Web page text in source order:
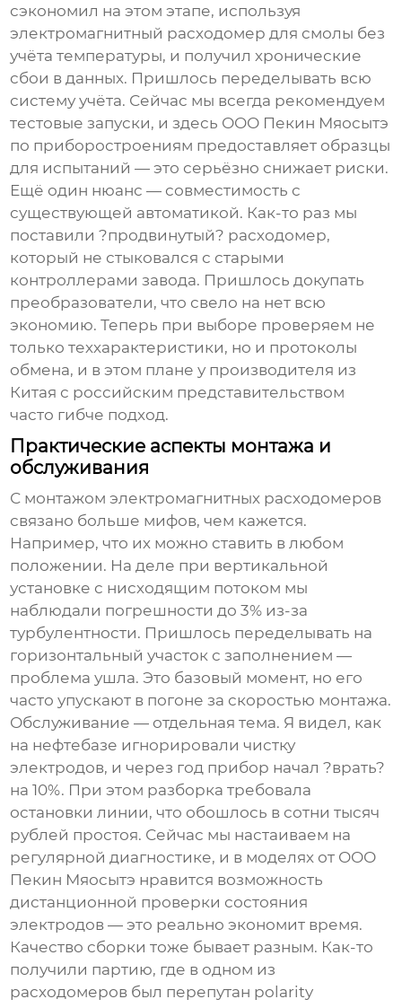
сэкономил на этом этапе, используя
электромагнитный расходомер для смолы без
учёта температуры, и получил хронические
сбои в данных. Пришлось переделывать всю
систему учёта. Сейчас мы всегда рекомендуем
тестовые запуски, и здесь ООО Пекин Мяосытэ
по приборостроениям предоставляет образцы
для испытаний — это серьёзно снижает риски.
Ещё один нюанс — совместимость с
существующей автоматикой. Как-то раз мы
поставили ?продвинутый? расходомер,
который не стыковался с старыми
контроллерами завода. Пришлось докупать
преобразователи, что свело на нет всю
экономию. Теперь при выборе проверяем не
только теххарактеристики, но и протоколы
обмена, и в этом плане у производителя из
Китая с российским представительством
часто гибче подход.
Практические аспекты монтажа и
обслуживания
С монтажомэлектромагнитных расходомеров
связано больше мифов, чем кажется.
Например, что их можно ставить в любом
положении. На деле при вертикальной
установке с нисходящим потоком мы
наблюдали погрешности до 3% из-за
турбулентности. Пришлось переделывать на
горизонтальный участок с заполнением —
проблема ушла. Это базовый момент, но его
часто упускают в погоне за скоростью монтажа.
Обслуживание — отдельная тема. Я видел, как
на нефтебазе игнорировали чистку
электродов, и через год прибор начал ?врать?
на 10%. При этом разборка требовала
остановки линии, что обошлось в сотни тысяч
рублей простоя. Сейчас мы настаиваем на
регулярной диагностике, и в моделях от ООО
Пекин Мяосытэ нравится возможность
дистанционной проверки состояния
электродов — это реально экономит время.
Качество сборки тоже бывает разным. Как-то
получили партию, где в одном из
расходомеров был перепутан polarity